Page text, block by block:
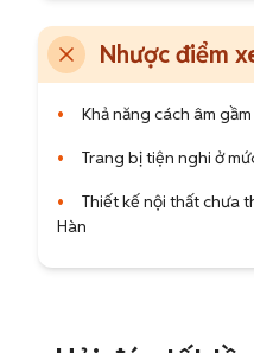
Nhược điểm
• Khả năng cách âm
• Trang bị tiện nghi ở
•
Thiết kế nội thất chưa
Hàn